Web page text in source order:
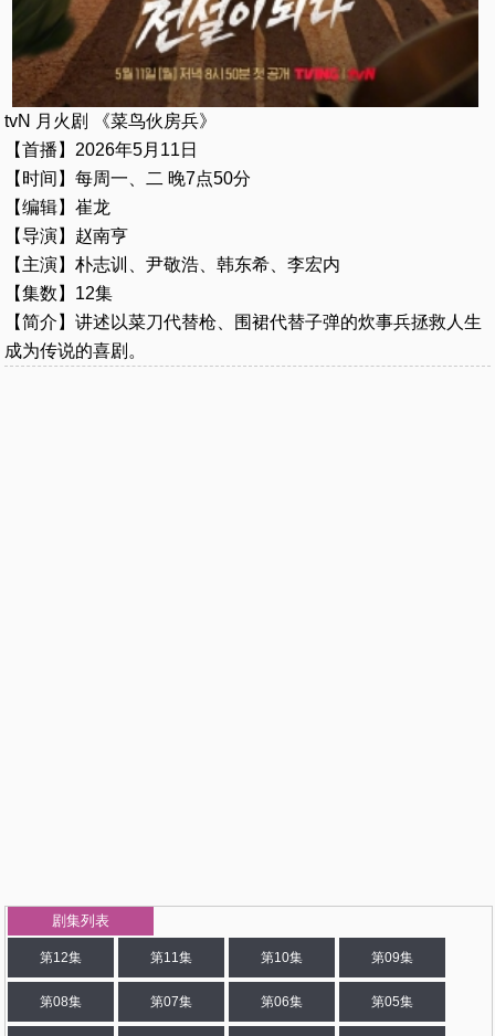
tvN 月火剧 《菜鸟伙房兵》
【首播】2026年5月11日
【时间】每周一、二 晚7点50分
【编辑】崔龙
【导演】赵南亨
【主演】朴志训、尹敬浩、韩东希、李宏内
【集数】12集
【简介】讲述以菜刀代替枪、围裙代替子弹的炊事兵拯救人生
成为传说的喜剧。
剧集列表
第12集 第11集 第10集 第09集
第08集 第07集 第06集 第05集